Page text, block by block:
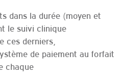
dans la durée (moyen et
le suivi clinique
ces derniers,
de paiement au forfait
chaque